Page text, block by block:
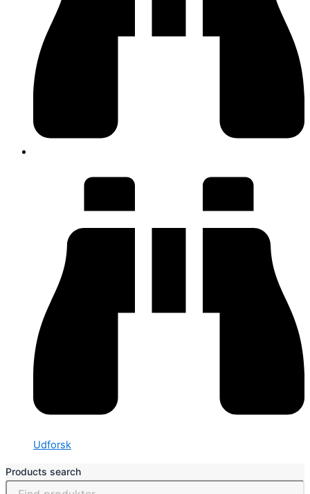
Udforsk
Products search